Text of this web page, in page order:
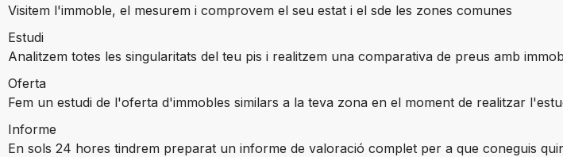
Visitem l'immoble, el mesurem i comprovem el seu estat i el sde les zones comunes
Estudi
Analitzem totes les singularitats del teu pis i realitzem una comparativa de preus amb
Oferta
Fem un estudi de l'oferta d'immobles similars a la teva zona en el moment de realitzar
Informe
En sols 24 hores tindrem preparat un informe de valoració complet per a que coneguis